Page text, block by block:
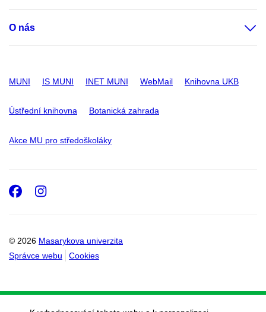
O nás
MUNI IS MUNI INET MUNI WebMail Knihovna UKB
Ústřední knihovna Botanická zahrada
Akce MU pro středoškoláky
© 2026 Masarykova univerzita
Správce webu
Cookies
Facebook
Instagram